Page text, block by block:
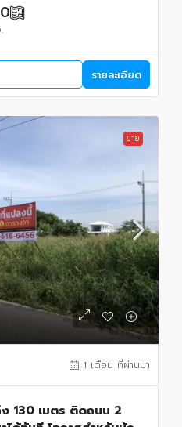
รายละเอียด
ขาย
1 เดือน ที่ผ่านมา
130 เมตร ติดถนน 2